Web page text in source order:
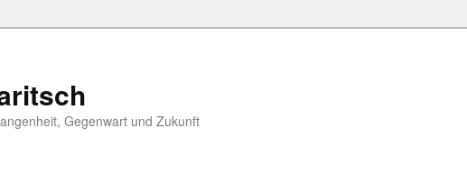
Gegenwart und Zukunft